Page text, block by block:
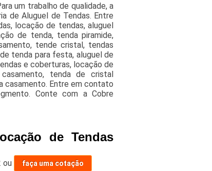
um trabalho de qualidade, a
de Aluguel de Tendas. Entre
locação de tendas, aluguel
de tenda, tenda piramide,
tende cristal, tendas
tenda para festa, aluguel de
e coberturas, locação de
tenda de cristal
casamento. Entre em contato
Conte com a Cobre
de Tendas
ou faça uma cotação